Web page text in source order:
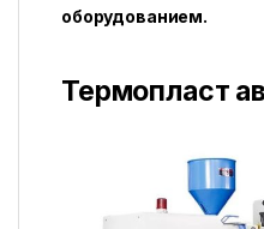
оборудованием.
Термопласт